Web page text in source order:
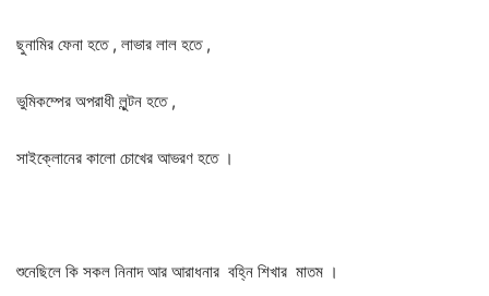
ছুনামির ফেনা হতে , লাভার লাল হতে ,
ভুমিকম্পের অপরাধী লুন্টন হতে ,
সাইক্লোনের কালো চোখের আভরণ হতে ।
শুনেছিলে কি সকল নিনাদ আর আরাধনার বহ্নি শিখার মাতম ।